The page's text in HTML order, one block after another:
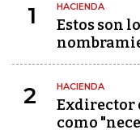
1 HACIENDA
Estos son
2 HACIENDA
Exdirector
como